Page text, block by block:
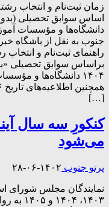
زمان ثبت‌نام و انتخاب
دانشگاه‌ها و مؤسسات
جنوب به نقل از باشگاه
راهنمای ثبت‌نام و
براساس سوابق تحصیلی
[…]
کنکورِ سه سال
می‌شود
پرتو جنوب ۱۴۰۲-۰۶-۲۸
نمایندگان مجلس شورای